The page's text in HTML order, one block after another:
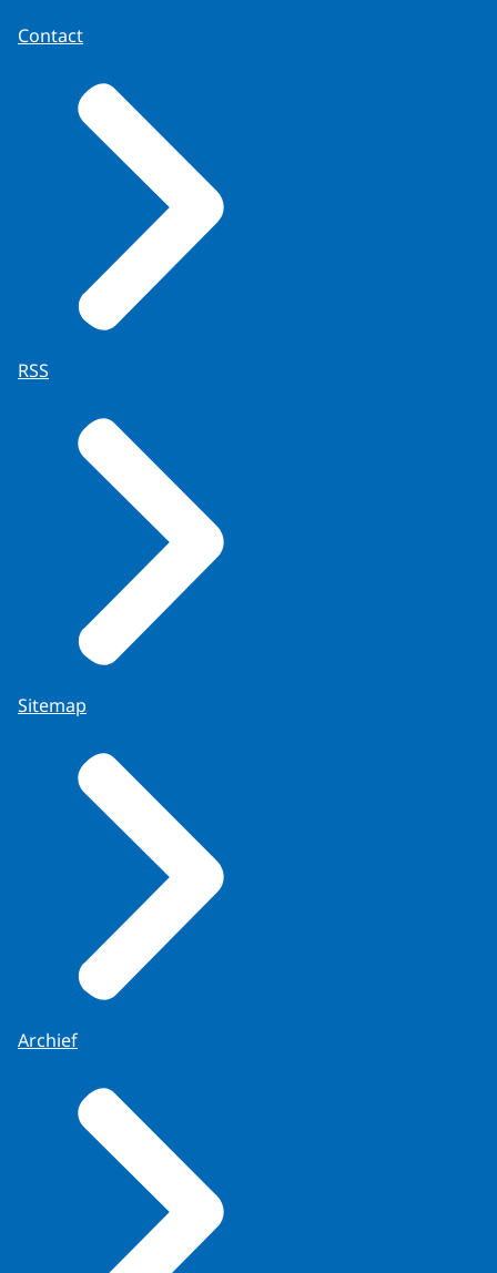
Contact
RSS
Sitemap
Archief